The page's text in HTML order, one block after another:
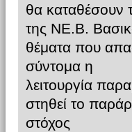
θα καταθέσουν
της ΝΕ.Β.
θέματα που
σύντομα η
λειτουργία
στηθεί το
στόχος